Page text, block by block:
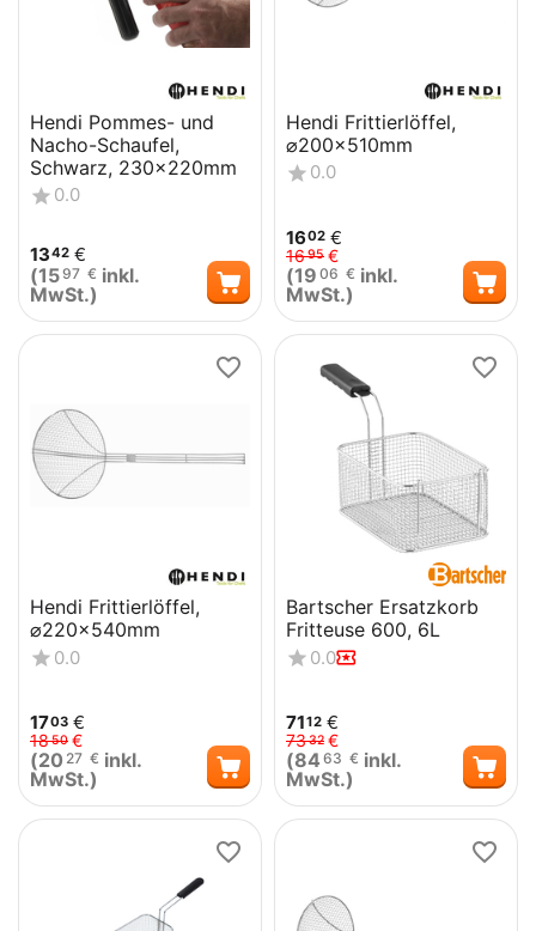
Hendi Pommes- und
Nacho-Schaufel,
Schwarz, 230x220mm
0.0
1342 €
(1597 € inkl.
MwSt.)
Hendi Frittierlöffel,
⌀200x510mm
0.0
1602 €
1695 €
(19 06 € inkl.
MwSt.)
Hendi Frittierlöffel,
⌀220x540mm
0.0
1703 €
1850 €
(20 27 € inkl.
MwSt.)
Bartscher Ersatzkorb
Fritteuse 600, 6L
0.0
7112 €
7332 €
(84 63 € inkl.
MwSt.)